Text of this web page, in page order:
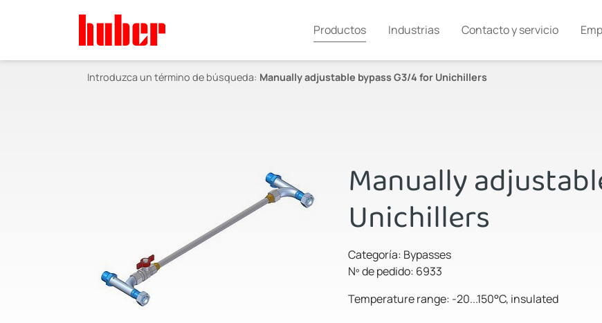
Productos Industrias Contacto y servicio
Introduzca un término de búsqueda: Manually adjustable bypass G3/4 for Unichillers
Manually
Unichillers
Categoría: Bypasses
Nº de pedido: 6933
Temperature range: -20...150°C, insulated